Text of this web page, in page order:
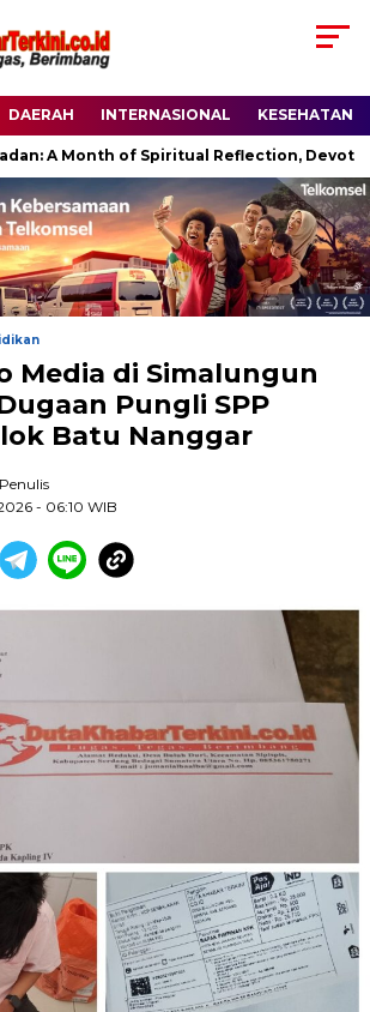
DAERAH INTERNASIONAL KESEHATAN
of Spiritual Reflection, Devotion, and
Media di Simalungun
Pungli SPP
Batu Nanggar
- 06:10 WIB